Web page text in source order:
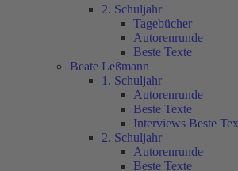
2. Schuljahr
Tagebücher
Autorenrunde
Beste Texte
Beate Leßmann
1. Schuljahr
Autorenrunde
Beste Texte
Interviews Beste
2. Schuljahr
Autorenrunde
Beste Texte